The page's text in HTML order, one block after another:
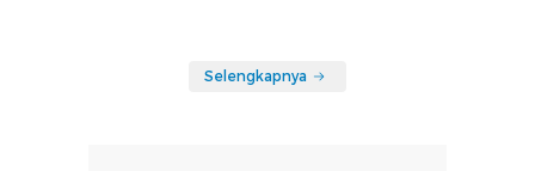
Selengkapnya